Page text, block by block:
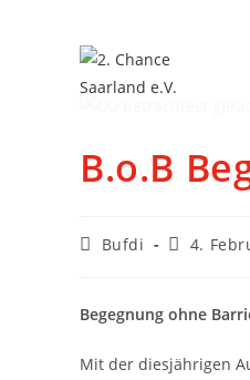
B.o.B
Bufdi 4.
Begegnung ohne
Mit der diesjährigen